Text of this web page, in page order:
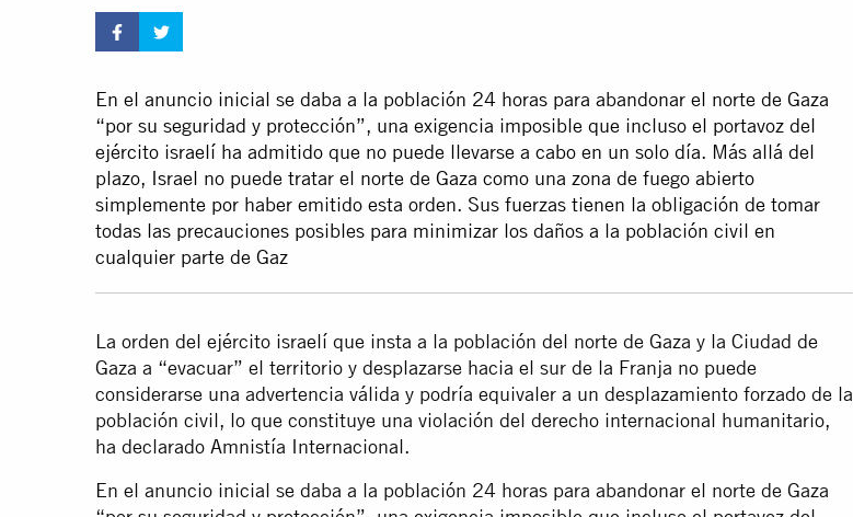
En el anuncio inicial se daba a la población 24 horas para abandonar el norte de Gaza
“por su seguridad y protección”, una exigencia imposible que incluso el portavoz del
ejército israelí ha admitido que no puede llevarse a cabo en un solo día. Más allá del
plazo, Israel no puede tratar el norte de Gaza como una zona de fuego abierto
simplemente por haber emitido esta orden. Sus fuerzas tienen la obligación de tomar
todas las precauciones posibles para minimizar los daños a la población civil en
cualquier parte de Gaz
La orden del ejército israelí que insta a la población del norte de Gaza y la Ciudad de
Gaza a “evacuar” el territorio y desplazarse hacia el sur de la Franja no puede
considerarse una advertencia válida y podría equivaler a un desplazamiento forzado de la
población civil, lo que constituye una violación del derecho internacional humanitario,
ha declarado Amnistía Internacional.
En el anuncio inicial se daba a la población 24 horas para abandonar el norte de Gaza